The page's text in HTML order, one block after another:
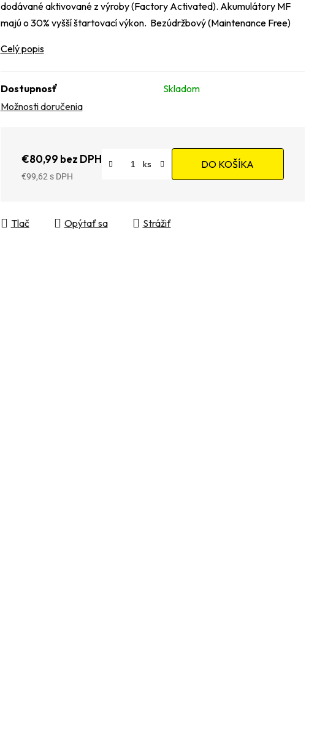
dodávané aktivované z výroby (Factory Activated). Akumulátory MF
majú o 30% vyšší štartovací výkon. Bezúdržbový (Maintenance Free)
Celý popis
Dostupnosť
Skladom
Možnosti doručenia
€80,99 bez DPH
€99,62
DO KOŠÍKA
Tlač Opýtať sa Strážiť